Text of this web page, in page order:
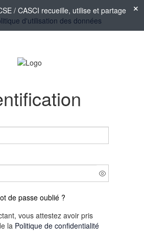
/ CASCI recueille, utilise et partage
d'utilisation des données
de passe oublié ?
vous attestez avoir pris
la Politique de confidentialité